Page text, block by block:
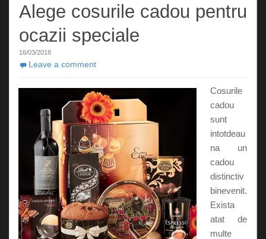
Alege cosurile cadou pentru
ocazii speciale
16/03/2018
Leave a comment
Cosurile
cadou
sunt
intotdeau
na un
cadou
distinctiv
binevenit.
Exista
atat de
multe